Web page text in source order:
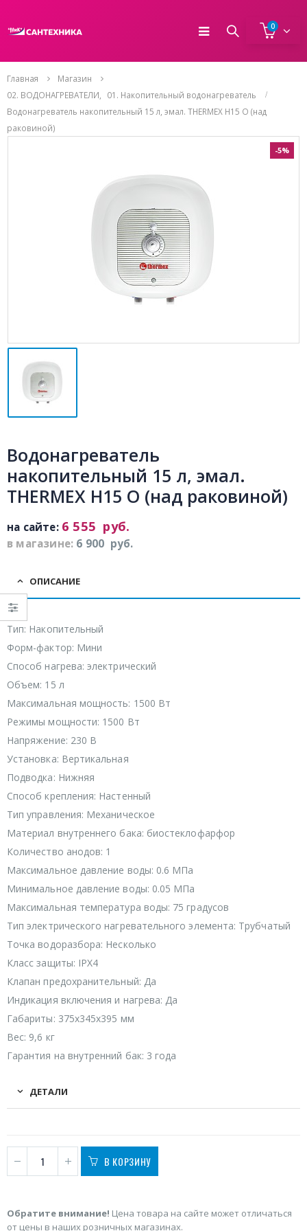
0
Главная
Магазин
02. ВОДОНАГРЕВАТЕЛИ
01. Накопительный водонагреватель
Водонагреватель накопительный 15 л, эмал. THERMEX Н15 О (над
раковиной)
-5%
Водонагреватель
накопительный 15 л, эмал.
THERMEX Н15 О (над раковиной)
в магазине: 6 900 руб.
на сайте: 6 555 руб.
ОПИСАНИЕ
Тип: Накопительный
Форм-фактор: Мини
Способ нагрева: электрический
Объем: 15 л
Максимальная мощность: 1500 Вт
Режимы мощности: 1500 Вт
Напряжение: 230 В
Установка: Вертикальная
Подводка: Нижняя
Способ крепления: Настенный
Тип управления: Механическое
Материал внутреннего бака: биостеклофарфор
Количество анодов: 1
Максимальное давление воды: 0.6 МПа
Минимальное давление воды: 0.05 МПа
Максимальная температура воды: 75 градусов
Тип электрического нагревательного элемента: Трубчатый
Точка водоразбора: Несколько
Класс защиты: IPX4
Клапан предохранительный: Да
Индикация включения и нагрева: Да
Габариты: 375х345х395 мм
Вес: 9,6 кг
Гарантия на внутренний бак: 3 года
ДЕТАЛИ
В КОРЗИНУ
Обратите внимание! Цена товара на сайте может отличаться
от цены в наших розничных магазинах.